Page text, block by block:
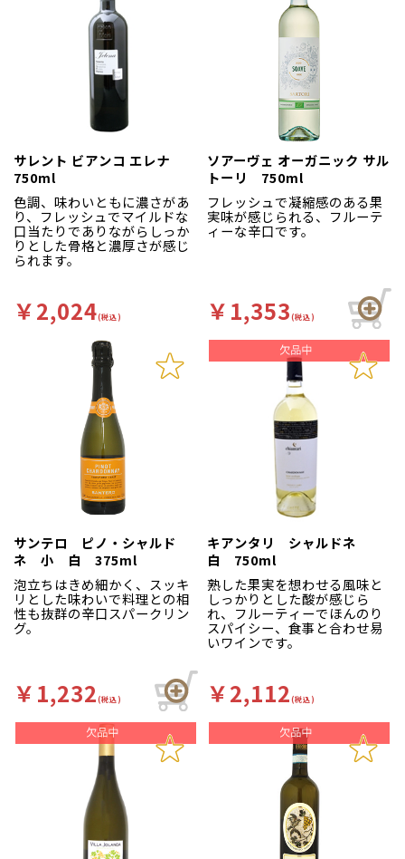
サレント ビアンコ エレナ
750ml
色調、味わいともに濃さがあ
り、フレッシュでマイルドな
口当たりでありながらしっか
りとした骨格と濃厚さが感じ
られます。
￥2,024(税込)
ソアーヴェ オーガニック サル
トーリ 750ml
フレッシュで凝縮感のある果
実味が感じられる、フルーテ
ィーな辛口です。
￥1,353(税込)
サンテロ ピノ・シャルド
ネ 小 白 375ml
泡立ちはきめ細かく、スッキ
リとした味わいで料理との相
性も抜群の辛口スパークリン
グ。
￥1,232(税込)
キアンタリ シャルドネ
白 750ml
熟した果実を想わせる風味と
しっかりとした酸が感じら
れ、フルーティーでほんのり
スパイシー、食事と合わせ易
いワインです。
￥2,112(税込)